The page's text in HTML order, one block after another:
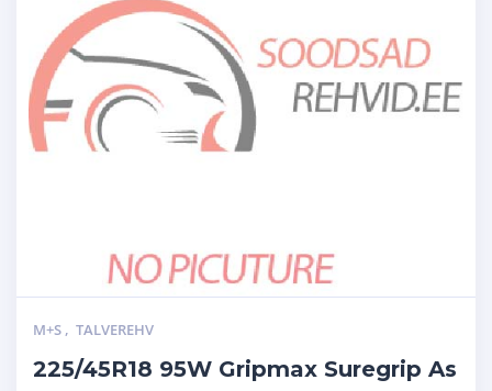
M+S , TALVEREHV
225/45R18 95W Gripmax Suregrip As